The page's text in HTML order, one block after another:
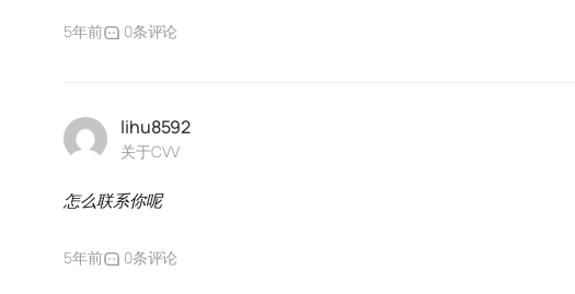
5年前 0条评论
lihu8592
关于CVV
怎么联系你呢
5年前 0条评论